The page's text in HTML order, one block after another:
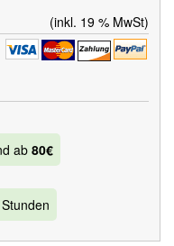
(inkl. 19 % MwSt)
ab80€